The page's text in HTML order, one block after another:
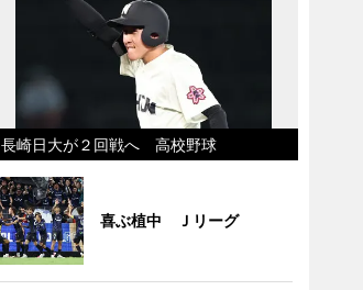
長崎日大が２回戦へ 高校野球
喜ぶ植中 Ｊリーグ